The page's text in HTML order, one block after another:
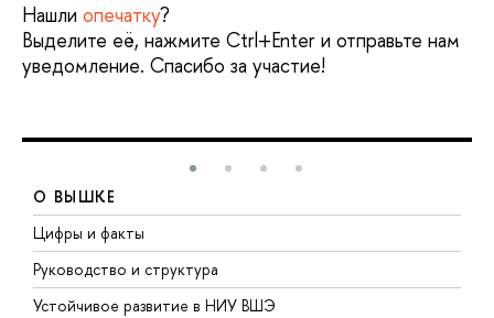
Нашли опечатку?
Выделите её, нажмите Ctrl+Enter и отправьте нам
уведомление. Спасибо за участие!
О ВЫШКЕ
Цифры и факты
Руководство и структура
Устойчивое развитие в НИУ ВШЭ